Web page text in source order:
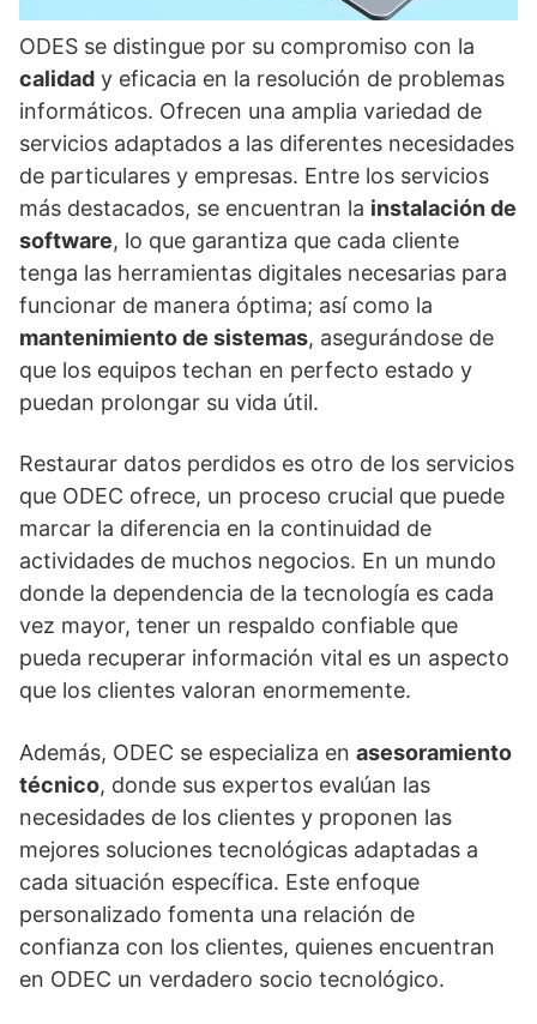
ODES se distingue por su compromiso con la
calidad y eficacia en la resolución de problemas
informáticos. Ofrecen una amplia variedad de
servicios adaptados a las diferentes necesidades
de particulares y empresas. Entre los servicios
más destacados, se encuentran la instalación de
software, lo que garantiza que cada cliente
tenga las herramientas digitales necesarias para
funcionar de manera óptima; así como la
mantenimiento de sistemas, asegurándose de
que los equipos techan en perfecto estado y
puedan prolongar su vida útil.
Restaurar datos perdidos es otro de los servicios
que ODEC ofrece, un proceso crucial que puede
marcar la diferencia en la continuidad de
actividades de muchos negocios. En un mundo
donde la dependencia de la tecnología es cada
vez mayor, tener un respaldo confiable que
pueda recuperar información vital es un aspecto
que los clientes valoran enormemente.
Además, ODEC se especializa en asesoramiento
técnico, donde sus expertos evalúan las
necesidades de los clientes y proponen las
mejores soluciones tecnológicas adaptadas a
cada situación específica. Este enfoque
personalizado fomenta una relación de
confianza con los clientes, quienes encuentran
en ODEC un verdadero socio tecnológico.